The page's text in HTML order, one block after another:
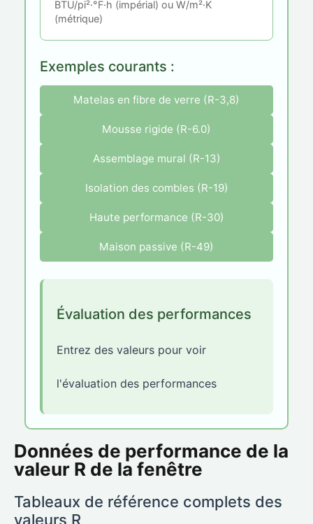
BTU/pi²·°F·h (impérial) ou W/m²·K
(métrique)
Exemples courants :
Matelas en fibre de verre (R-3,8)
Mousse rigide (R-6.0)
Assemblage mural (R-13)
Isolation des combles (R-19)
Haute performance (R-30)
Maison passive (R-49)
Évaluation des performances
Entrez des valeurs pour voir
l'évaluation des performances
Données de performance de la
valeur R de la fenêtre
Tableaux de référence complets des
valeurs R